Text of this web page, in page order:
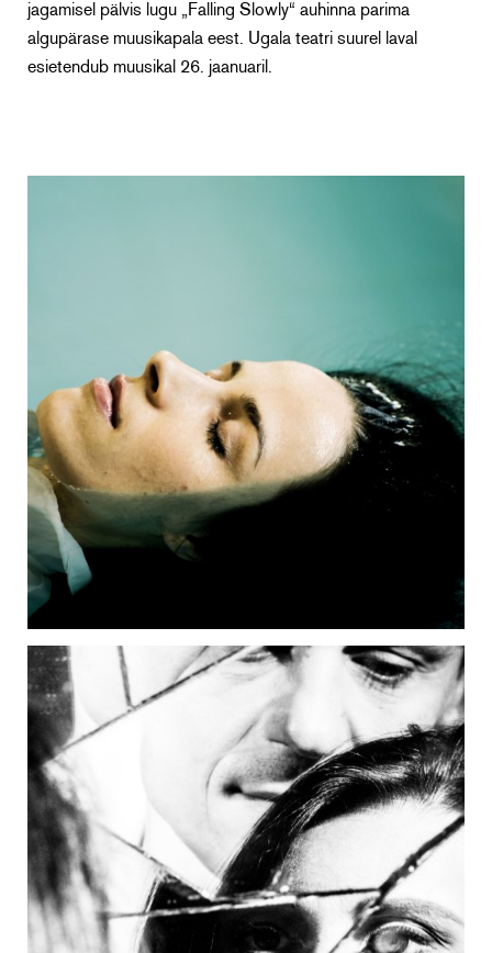
jagamisel pälvis lugu „Falling Slowly“ auhinna parima
algupärase muusikapala eest. Ugala teatri suurel laval
esietendub muusikal 26. jaanuaril.